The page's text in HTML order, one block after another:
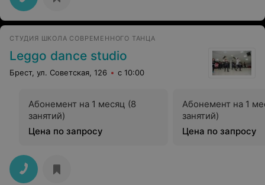
СТУДИЯ ШКОЛА СОВРЕМЕННОГО ТАНЦА
Leggo dance studio
Брест, ул. Советская, 126 с 10:00
Абонемент на 1 месяц (8
занятий)
Цена по запросу
Абонемент на 1
занятий)
Цена по запросу